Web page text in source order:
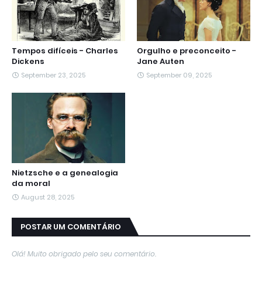
Tempos difíceis - Charles
Dickens
September 23, 2025
Orgulho e preconceito -
Jane Auten
September 09, 2025
Nietzsche e a genealogia
da moral
August 28, 2025
POSTAR UM COMENTÁRIO
Olá! Muito obrigado pelo seu comentário.